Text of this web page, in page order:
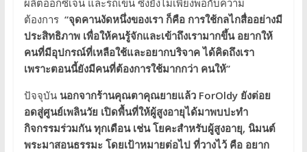
ต้องการ “จุดคานงัดหนึ่งของเรา ก็คือ การใช้กลไกสื่ออย่างมี
ประสิทธิภาพ เพื่อให้คนรู้จักและเข้าถึงเรามากขึ้น อยากให้
คนที่มีอุปกรณ์ที่เหลือใช้และอยากบริจาค ได้คิดถึงเรา
เพราะตอนนี้ยังมีคนที่ต้องการใช้มากกว่า คนให้”
ปัจจุบัน นอกจากร้านคุณตาคุณยายแล้ว ForOldy ยังต่อย
อดสู่ศูนย์เพลินวัย เปิดพื้นที่ให้ผู้สูงอายุได้มาพบปะทำ
กิจกรรมร่วมกัน ทุกเดือน เช่น โยคะสำหรับผู้สูงอายุ, นิมนต์
พระมาสอนธรรมะ โดยเป้าหมายต่อไป ที่วางไว้ คือ อยาก